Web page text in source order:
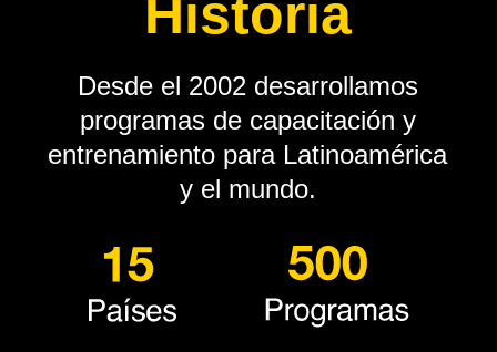
Historia
Desde el 2002 desarrollamos
programas de capacitación y
entrenamiento para Latinoamérica
y el mundo.